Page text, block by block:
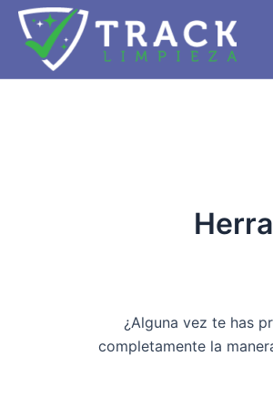
contenido
¿Alguna vez te has
completamente la